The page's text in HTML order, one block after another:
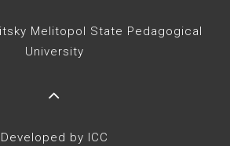
Melitopol State Pedagogical
University
Developed by ICC